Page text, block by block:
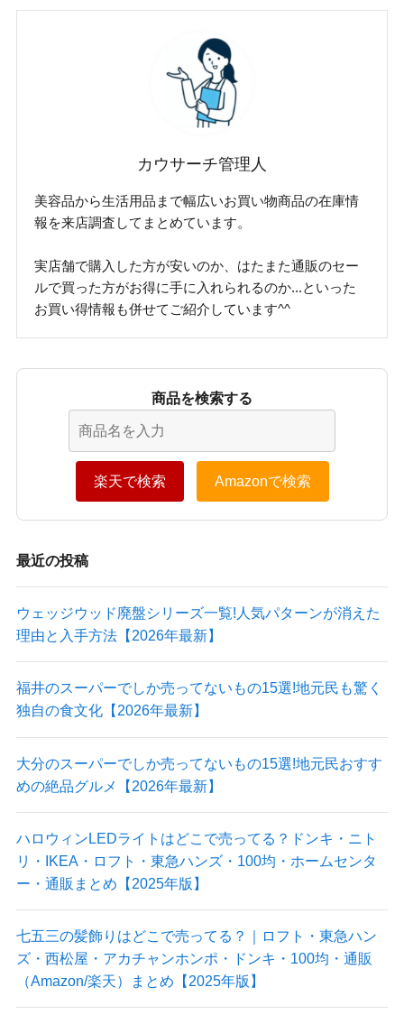
カウサーチ管理人
美容品から生活用品まで幅広いお買い物商品の在庫情
報を来店調査してまとめています。
実店舗で購入した方が安いのか、はたまた通販のセー
ルで買った方がお得に手に入れられるのか...といった
お買い得情報も併せてご紹介しています^^
商品を検索する
楽天で検索 Amazonで検索
最近の投稿
ウェッジウッド廃盤シリーズ一覧!人気パターンが消えた
理由と入手方法【2026年最新】
福井のスーパーでしか売ってないもの15選!地元民も驚く
独自の食文化【2026年最新】
大分のスーパーでしか売ってないもの15選!地元民おすす
めの絶品グルメ【2026年最新】
ハロウィンLEDライトはどこで売ってる？ドンキ・ニト
リ・IKEA・ロフト・東急ハンズ・100均・ホームセンタ
ー・通販まとめ【2025年版】
七五三の髪飾りはどこで売ってる？｜ロフト・東急ハン
ズ・西松屋・アカチャンホンポ・ドンキ・100均・通販
（Amazon/楽天）まとめ【2025年版】